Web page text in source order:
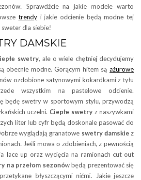
Sprawdźcie na jakie modele warto
trendyi jakie odcienie będą modne tej
dla siebie!
DAMSKIE
swetry, ale o wiele chętniej decydujemy
obecnie modne. Gorącym hitem są ażurowe
ozdobione satynowymi kokardkami z tyłu
wszystkim na pastelowe odcienie.
będę swetry w sportowym stylu, przywodzą
uczelni. Ciepłe swetry z naszywkami
liter lub cyfr będą doskonale pasować do
wyglądają granatowe swetry damskie z
Jeśli mowa o zdobieniach, z pewnością
lace up oraz wycięcia na ramionach cut out
na przełom sezonów będą prezentować się
błyszczącymi nićmi. Jakie jeszcze